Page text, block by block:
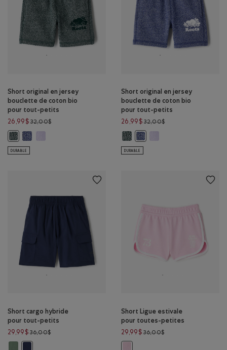
Short original en jersey
bouclette de coton bio
pour tout-petits
26,99$ 32,00$Prix réduit de 32,00$ à 26,99$
Short original en jersey bouclette de coton bio pour tout-petits: PVR
Short original en jersey bouclette de coton bio pour tout-petits:
Short original en jersey bouclette de coton bio pour tout-
DURABLE
Short original en jersey
bouclette de coton bio
pour tout-petits
26,99$ 32,00$Prix réduit de
Short original en jersey bouclette
Short original en jersey
DURABLE
Short cargo hybride
pour tout-petits
29,99$ 36,00$Prix réduit de 36,00$ à 29,99$
Short Ligue estivale
pour toutes-petites
29,99$ 36,00$Prix réduit de 36,00$